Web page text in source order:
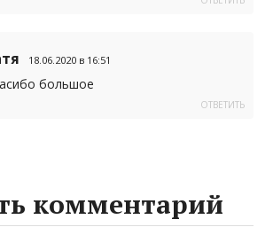
18.06.2020 в 16:51
большое
ОТВЕТИТЬ
комментарий